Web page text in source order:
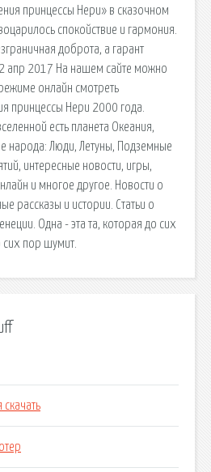
принцессы Нери» в сказочном
спокойствие и гармония.
доброта, а гарант
апр 2017 На нашем сайте можно
онлайн смотреть
принцессы Нери 2000 года.
есть планета Океания,
народа: Люди, Летуны, Подземные
интересные новости, игры,
и многое другое. Новости о
рассказы и истории. Статьи о
Одна - эта та, которая до сих
сих пор шумит.